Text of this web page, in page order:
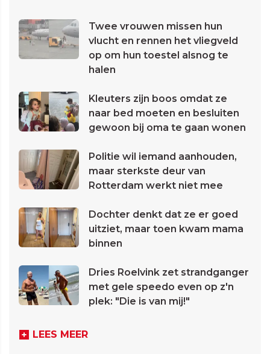
Twee vrouwen missen hun
vlucht en rennen het vliegveld
op om hun toestel alsnog te
halen
Kleuters zijn boos omdat ze
naar bed moeten en besluiten
gewoon bij oma te gaan wonen
Politie wil iemand aanhouden,
maar sterkste deur van
Rotterdam werkt niet mee
Dochter denkt dat ze er goed
uitziet, maar toen kwam mama
binnen
Dries Roelvink zet strandganger
met gele speedo even op z'n
plek: "Die is van mij!"
LEES MEER